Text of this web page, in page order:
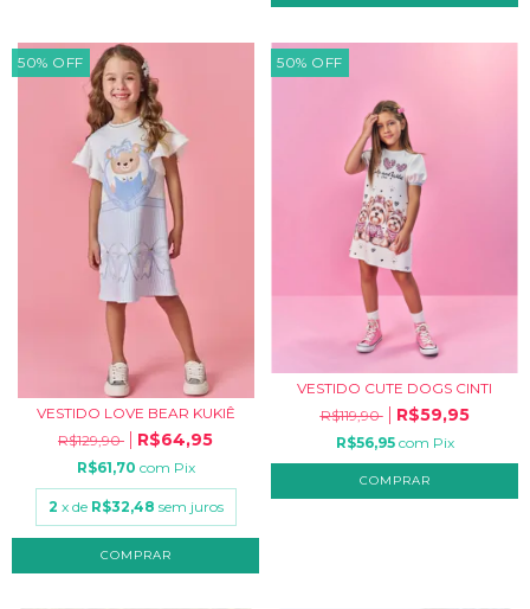
50% OFF
VESTIDO LOVE BEAR KUKIÊ
R$129,90
R$64,95
R$61,70 com Pix
2 x de R$32,48 sem juros
COMPRAR
50% OFF
VESTIDO CUTE DOGS CINTI
R$119,90
R$59,95
R$56,95 com Pix
COMPRAR